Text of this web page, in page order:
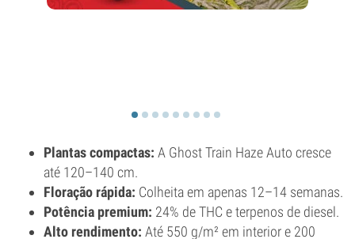
Plantas compactas: A Ghost Train Haze Auto cresce
até 120–140 cm.
Floração rápida: Colheita em apenas 12–14 semanas.
Potência premium: 24% de THC e terpenos de diesel.
Alto rendimento: Até 550 g/m² em interior e 200